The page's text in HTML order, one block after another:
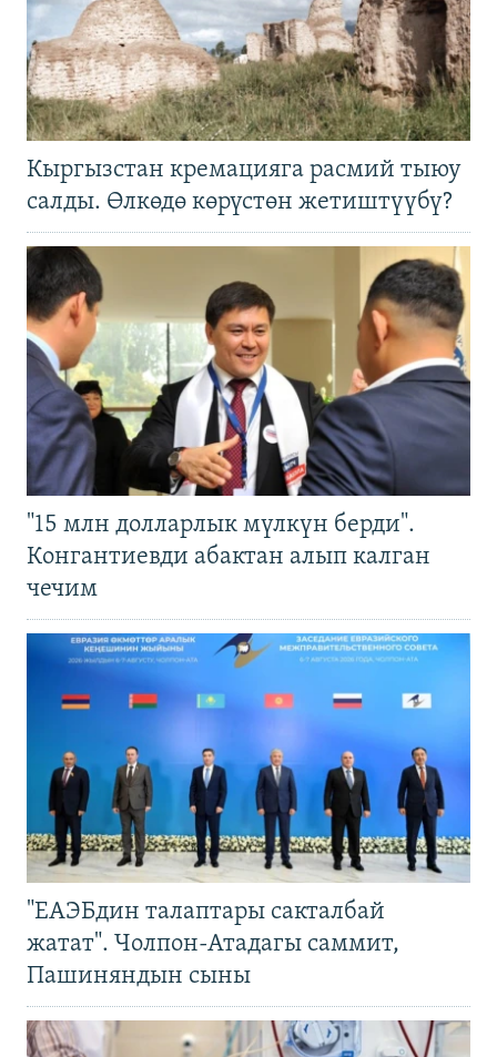
Кыргызстан кремацияга расмий тыюу
салды. Өлкөдө көрүстөн жетиштүүбү?
"15 млн долларлык мүлкүн берди".
Конгантиевди абактан алып калган
чечим
"ЕАЭБдин талаптары сакталбай
жатат". Чолпон-Атадагы саммит,
Пашиняндын сыны